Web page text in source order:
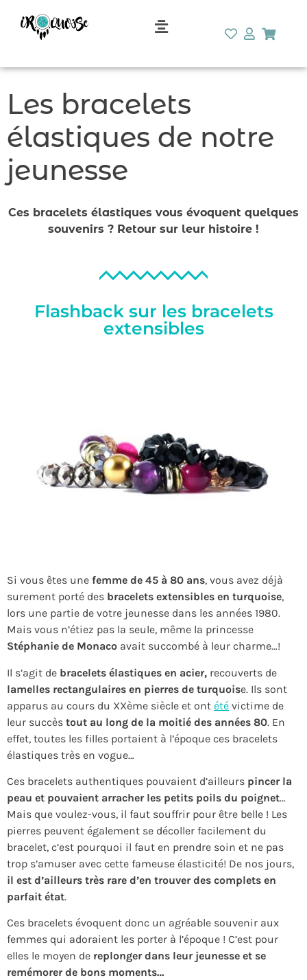
Les bracelets
élastiques de notre
jeunesse
Ces bracelets élastiques vous évoquent quelques
souvenirs ? Retour sur leur histoire !
Flashback sur les bracelets
extensibles​
Si vous êtes une femme de 45 à 80 ans, vous avez déjà
surement porté des bracelets extensibles en turquoise,
lors une partie de votre jeunesse dans les années 1980.
Mais vous n’étiez pas la seule, même la princesse
Stéphanie de Monaco avait succombé à leur charme…!
Il s’agit de bracelets élastiques en acier, recouverts de
lamelles rectangulaires en pierres de turquoise. Ils sont
apparus au cours du XXème siècle et ont été victime de
leur succès tout au long de la moitié des années 80. En
effet, toutes les filles portaient à l’époque ces bracelets
élastiques très en vogue…
Ces bracelets authentiques pouvaient d’ailleurs pincer la
peau et pouvaient arracher les petits poils du poignet…
Mais que voulez-vous, il faut souffrir pour être belle ! Les
pierres peuvent également se décoller facilement du
bracelet, c’est pourquoi il faut en prendre soin et ne pas
trop s’amuser avec cette fameuse élasticité! De nos jours,
il est d’ailleurs très rare d’en trouver des complets en
parfait état.
Ces bracelets évoquent donc un agréable souvenir aux
femmes qui adoraient les porter à l’époque ! C’est pour
elles le moyen de replonger dans leur jeunesse et se
remémorer de bons moments…